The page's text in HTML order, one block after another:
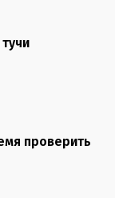
проверить